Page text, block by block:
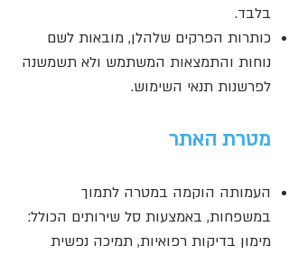
בלבד.
כותרות הפרקים שלהלן, מובאות לשם
נוחות והתמצאות המשתמש ולא תשמשנה
לפרשנות תנאי השימוש.
מטרת האתר
העמותה הוקמה במטרה לתמוך
במשפחות, באמצעות סל שירותים הכולל:
מימון בדיקות רפואיות, תמיכה נפשית